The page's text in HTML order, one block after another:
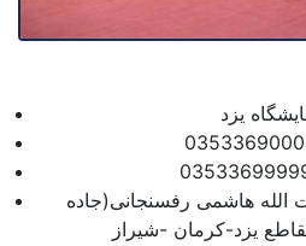
یزد
الله هاشمی رفسنجانی(جاده
یزد-کرمان -شیراز